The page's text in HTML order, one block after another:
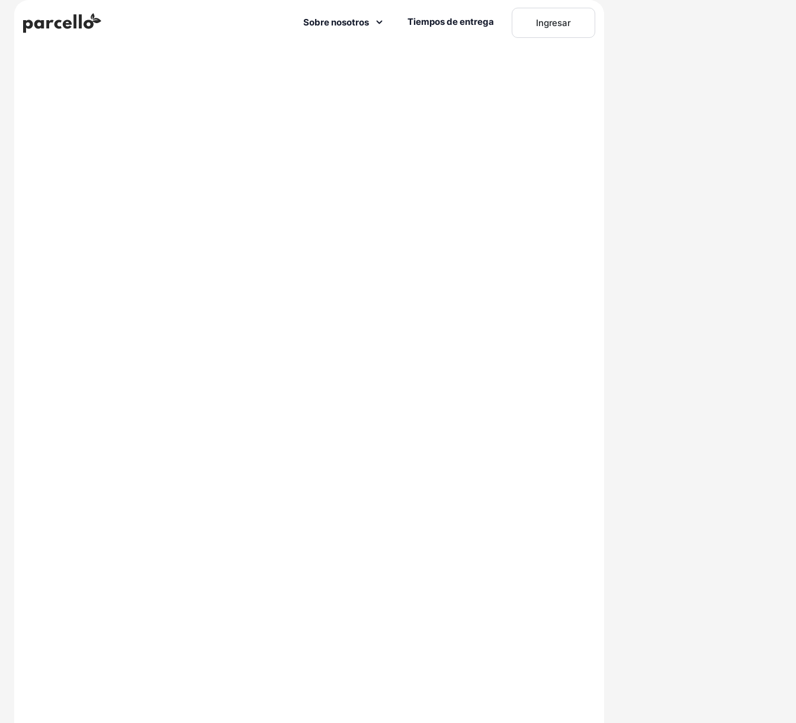
Sobre nosotros Tiempos de entrega Ingresar